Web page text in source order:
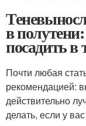
в
посадить в
Почти любая
рекомендацией:
действительно
делать, если у